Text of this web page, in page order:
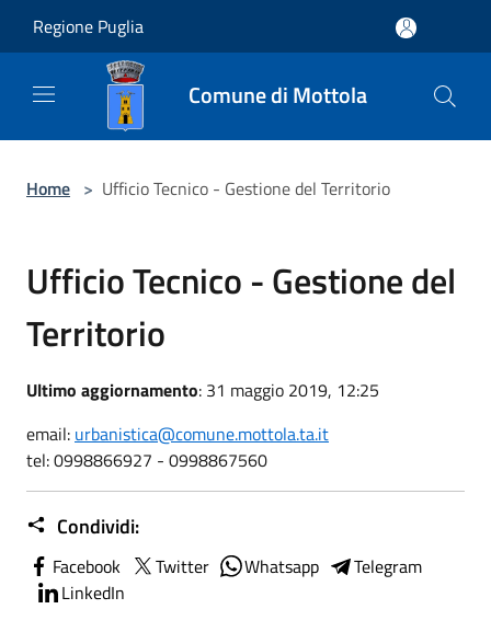
Regione Puglia
Comune di Mottola
Home > Ufficio Tecnico - Gestione del Territorio
Ufficio Tecnico - Gestione del
Territorio
Ultimo aggiornamento: 31 maggio 2019, 12:25
email: urbanistica@comune.mottola.ta.it
tel: 0998866927 - 0998867560
Condividi:
Facebook Twitter Whatsapp
Telegram
LinkedIn